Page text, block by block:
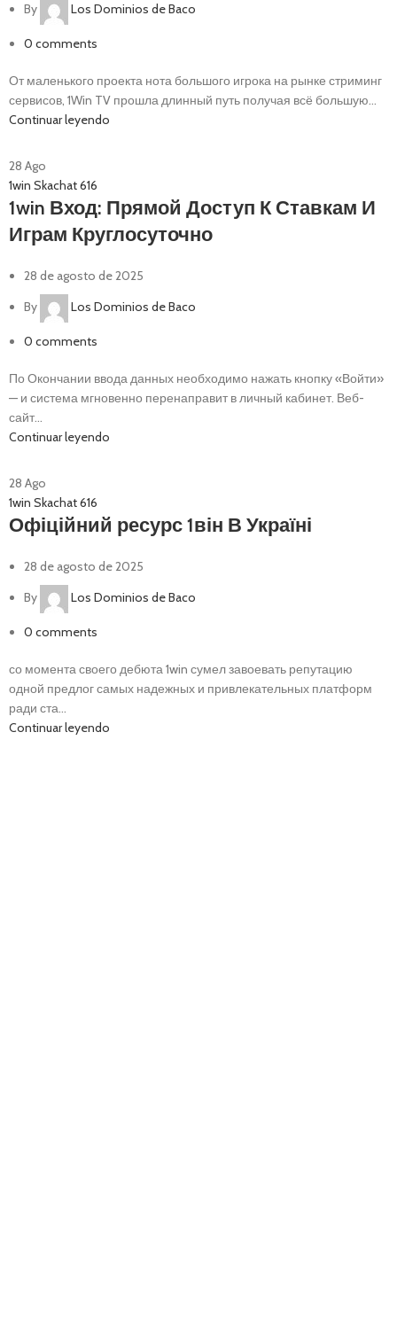
By
Los Dominios de Baco
0 comments
О͏т маленького͏ проекта нота большого игрока на рынке стриминг
сервисов, 1Win TV прошла длинный путь получая всё большую...
Continuar leyendo
28 Ago
1win Skachat 616
1win Вход: Прямой Доступ К Ставкам И
Играм Круглосуточно
28 de agosto de 2025
By
Los Dominios de Baco
0 comments
По Окончании ввода данных необходимо нажать кнопку «Войти»
— и система мгновенно перенаправит в личный кабинет. Веб-
сайт...
Continuar leyendo
28 Ago
1win Skachat 616
Офіційний ресурс 1він В Україні
28 de agosto de 2025
By
Los Dominios de Baco
0 comments
со момента своего дебюта 1win сумел завоевать репутацию
одной предлог самых надежных и привлекательных платформ
ради ста...
Continuar leyendo